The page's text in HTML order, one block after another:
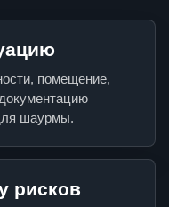
помещение,
шаурмы.
рисков